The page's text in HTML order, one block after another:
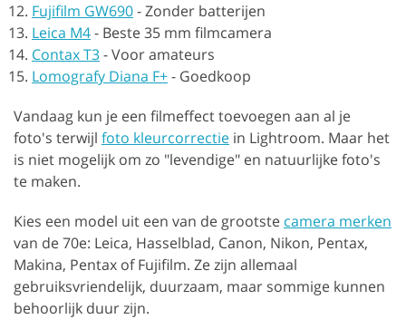
Fujifilm GW690-Zonder batterijen
Leica M4- Beste 35 mm filmcamera
Contax T3-Voor amateurs
Lomografy Diana F+- Goedkoop
Vandaag kun je een filmeffect toevoegen aan al je
foto's terwijl foto kleurcorrectie in Lightroom. Maar het
is niet mogelijk om zo "levendige" en natuurlijke foto's
te maken.
Kies een model uit een van de grootste camera merken
van de 70e: Leica, Hasselblad, Canon, Nikon, Pentax,
Makina, Pentax of Fujifilm. Ze zijn allemaal
gebruiksvriendelijk, duurzaam, maar sommige kunnen
behoorlijk duur zijn.